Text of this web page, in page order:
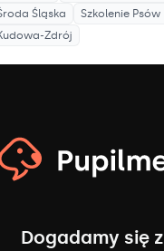
Śląska Szkolenie Psów
Zdrój
Dogadamy się z